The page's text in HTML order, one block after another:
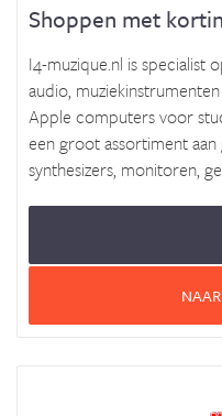
Shoppen met
I4-muzique.nl is specialist
audio,
Apple computers voor
een groot assortiment
synthesizers, monitoren,